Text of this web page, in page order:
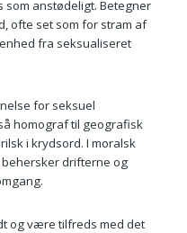
anstødeligt. Betegner
ofte set som for stram af
fra seksualiseret
for seksuel
homograf til geografisk
i krydsord. I moralsk
drifterne og
og være tilfreds med det